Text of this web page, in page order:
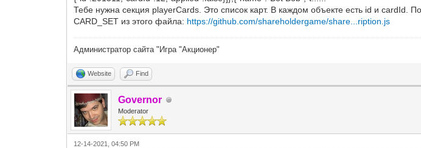
Тебе нужна секция playerCards. Это список карт. В каждом объекте есть id и
CARD_SET из этого файла: https://github.com/shareholdergame/share...ription.js
Администратор сайта "Игра "Акционер"
Website Find
Governor
Moderator
12-14-2021, 04:50 PM